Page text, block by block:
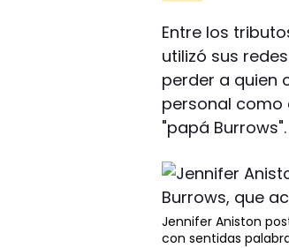
Entre los
utilizó sus
perder a quien
personal como
"papá Burrows".
Jennifer Aniston
con sentidas